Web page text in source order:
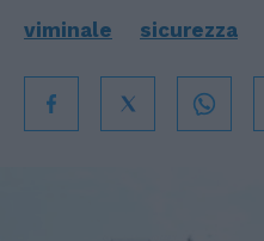
viminale sicurezza